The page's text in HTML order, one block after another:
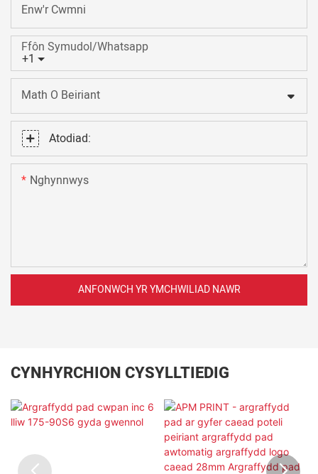
Enw'r Cwmni
+1
Ffôn Symudol/Whatsapp
Math O Beiriant
Atodiad:
Nghynnwys
ANFONWCH YR YMCHWILIAD NAWR
CYNHYRCHION CYSYLLTIEDIG